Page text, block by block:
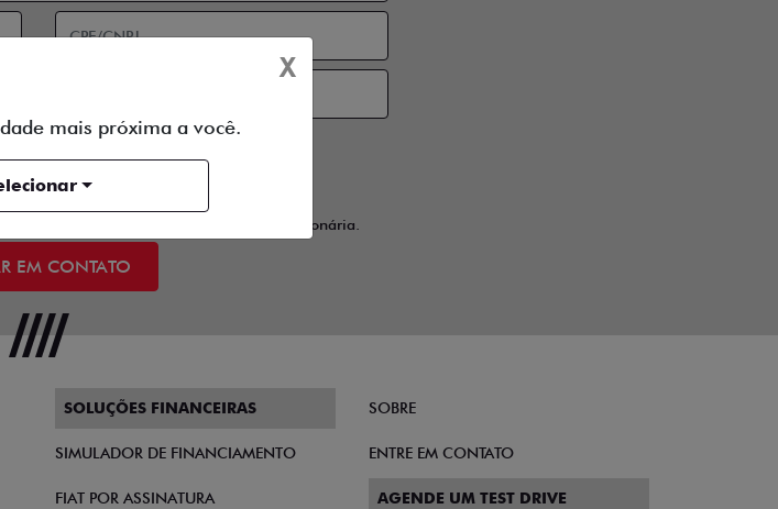
em receber comunicações da concessionária.
EM CONTATO
SOLUÇÕES FINANCEIRAS
SIMULADOR DE FINANCIAMENTO
FIAT POR ASSINATURA
SOBRE
ENTRE EM CONTATO
AGENDE UM TEST DRIVE
X
mais próxima a você.